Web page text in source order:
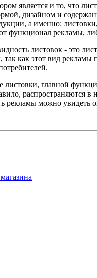
является и то, что
дизайном и
а именно:
функционал рекламы,
листовок - это
так как этот вид
листовки, главной
распространяются
рекламы можно увидеть